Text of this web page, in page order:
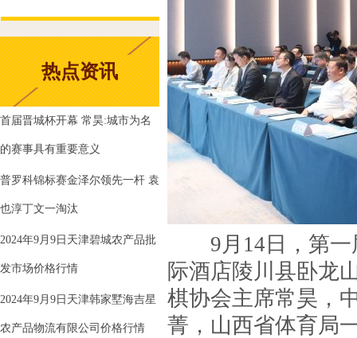
热点资讯
首届晋城杯开幕 常昊:城市为名
的赛事具有重要意义
普罗科锦标赛金泽尔领先一杆 袁
也淳丁文一淘汰
2024年9月9日天津碧城农产品批
发市场价格行情
2024年9月9日天津韩家墅海吉星
农产品物流有限公司价格行情
9月14日，第一
际酒店陵川县卧龙
棋协会主席常昊，
菁，山西省体育局